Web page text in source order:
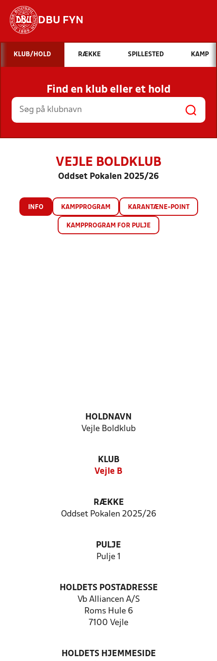
DBU FYN
Hvad vil du søge efter?
INDHOLD OG NYHEDER
STILLINGER, RESULTATER, KLUBBER OG
HOLD
KLUB/HOLD RÆKKE SPILLESTED KAMP
Find en klub eller et hold
VEJLE BOLDKLUB
Oddset Pokalen 2025/26
INFO KAMPPROGRAM KARANTÆNE-POINT
KAMPPROGRAM FOR PULJE
HOLDNAVN
Vejle Boldklub
KLUB
Vejle B
RÆKKE
Oddset Pokalen 2025/26
PULJE
Pulje 1
HOLDETS POSTADRESSE
Vb Alliancen A/S
Roms Hule 6
7100 Vejle
HOLDETS HJEMMESIDE